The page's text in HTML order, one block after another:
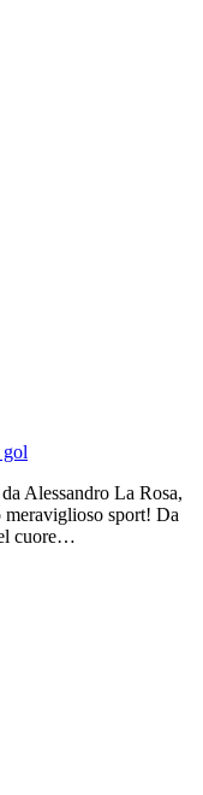
gol
Alessandro La Rosa,
meraviglioso sport! Da
cuore…